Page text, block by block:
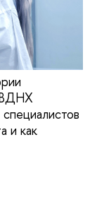
ВДНХ
и как